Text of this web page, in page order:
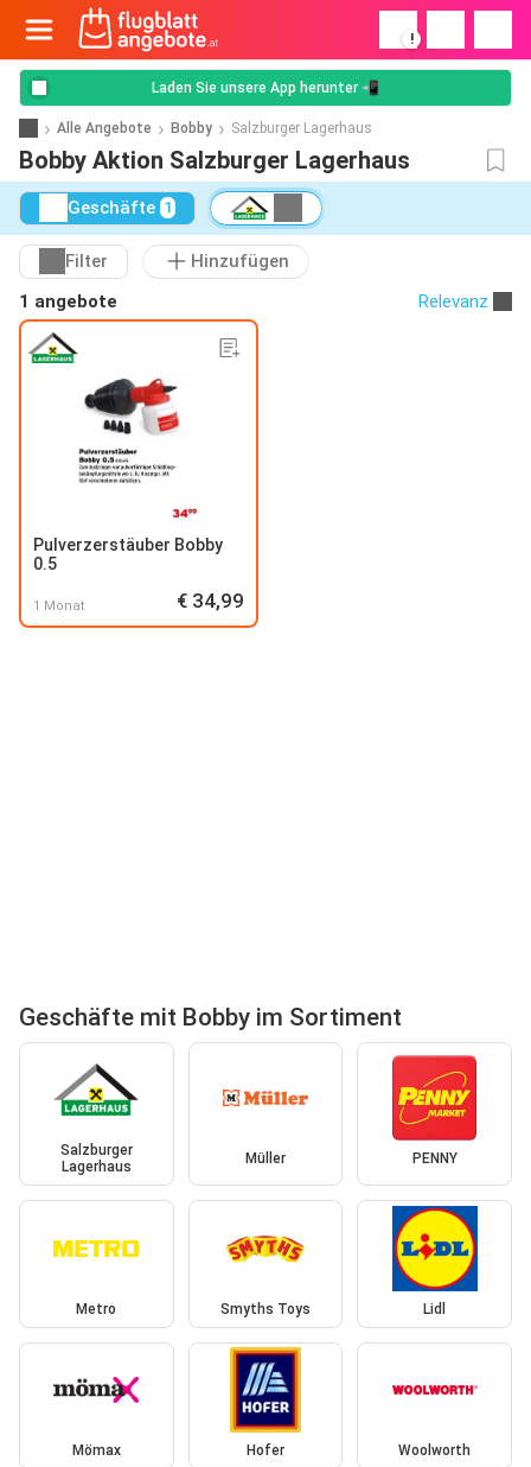
!
Laden Sie unsere App herunter 📲
Alle Angebote Bobby Salzburger Lagerhaus
Bobby Aktion Salzburger Lagerhaus
Geschäfte 1
Filter
Hinzufügen
1 angebote
Relevanz
Pulverzerstäuber Bobby
0.5
1 Monat € 34,99
Geschäfte mit Bobby im Sortiment
Salzburger
Lagerhaus
Müller PENNY
Metro Smyths Toys Lidl
Mömax Hofer Woolworth